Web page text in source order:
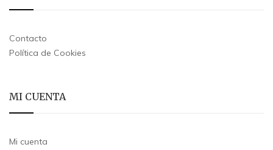
Contacto
Política de Cookies
MI CUENTA
Mi cuenta